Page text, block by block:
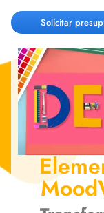
Solicitar